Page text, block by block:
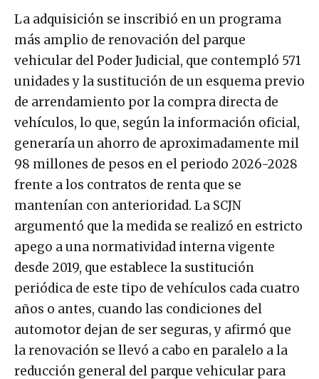
La adquisición se inscribió en un programa
más amplio de renovación del parque
vehicular del Poder Judicial, que contempló 571
unidades y la sustitución de un esquema previo
de arrendamiento por la compra directa de
vehículos, lo que, según la información oficial,
generaría un ahorro de aproximadamente mil
98 millones de pesos en el periodo 2026-2028
frente a los contratos de renta que se
mantenían con anterioridad. La SCJN
argumentó que la medida se realizó en estricto
apego a una normatividad interna vigente
desde 2019, que establece la sustitución
periódica de este tipo de vehículos cada cuatro
años o antes, cuando las condiciones del
automotor dejan de ser seguras, y afirmó que
la renovación se llevó a cabo en paralelo a la
reducción general del parque vehicular para